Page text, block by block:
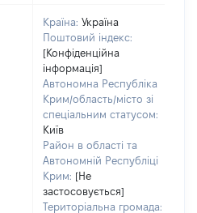
Країна: Україна
Поштовий індекс:
[Конфіденційна
інформація]
Автономна Республіка
Крим/область/місто зі
спеціальним статусом:
Київ
Район в області та
Автономній Республіці
Крим: [Не
застосовується]
Територіальна громада: